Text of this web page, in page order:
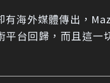
有海外媒體傳出，
平台回歸，而且這一